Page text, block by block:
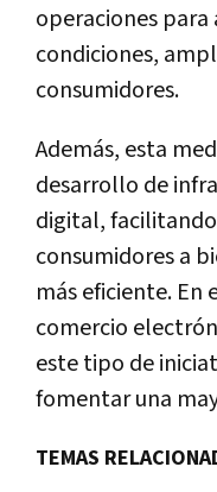
operaciones para
condiciones,
consumidores.
Además, esta
desarrollo de
digital,
consumidores a
más eficiente.
comercio
este tipo de
fomentar una
TEMAS